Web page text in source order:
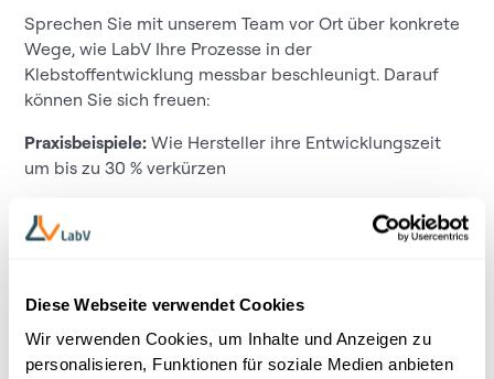
Diese Webseite verwendet Cookies
Wir verwenden Cookies, um Inhalte und Anzeigen zu
personalisieren, Funktionen für soziale Medien anbieten
Sprechen Sie mit unserem Team vor Ort über konkrete
Wege, wie LabV Ihre Prozesse in der
Klebstoffentwicklung messbar beschleunigt. Darauf
können Sie sich freuen:
Praxisbeispiele: Wie Hersteller ihre Entwicklungszeit
um bis zu 30 % verkürzen
Quick-Check:
Bringen Sie gern eine aktuelle
Fragestellung mit. Gemeinsam werfen wir in wenigen
Live-Demo: Vorstellung unserer KI-gestützten
Plattform